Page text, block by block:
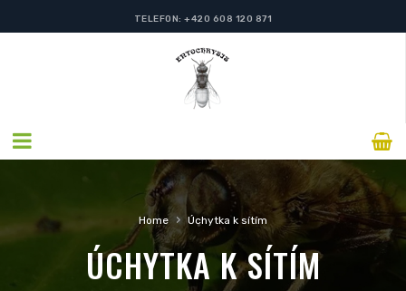
TELEFON: +420 608 120 871
Home › Úchytka k sítím
ÚCHYTKA K SÍTÍM